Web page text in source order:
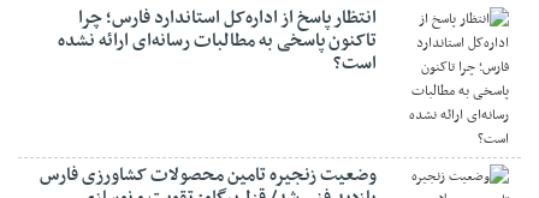
انتظار پاسخ از اداره‌کل استاندارد فارس؛ چرا
تاکنون پاسخی به مطالبات رسانه‌ای ارائه نشده
است؟
وضعیت زنجیره تامین محصولات کشاورزی فارس